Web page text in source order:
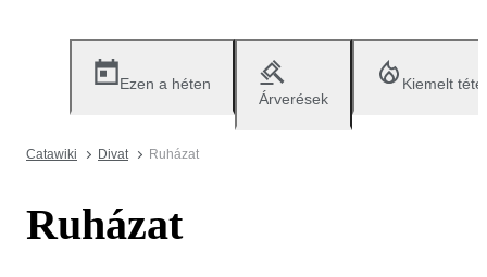
Ezen a héten
Árverések
Kiemelt
Catawiki Divat Ruházat
Ruházat